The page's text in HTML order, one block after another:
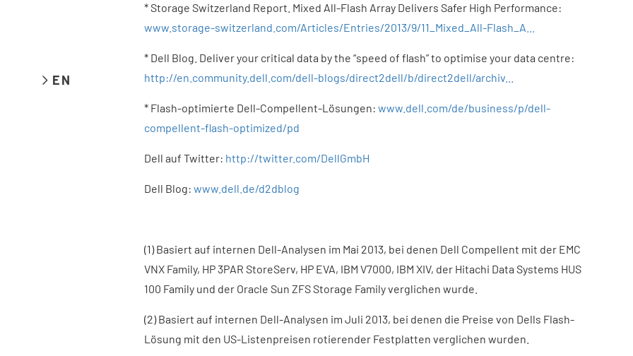
EN
* Storage Switzerland Report. Mixed All-Flash Array Delivers Safer High Performance:
www.storage-switzerland.com/Articles/Entries/2013/9/11_Mixed_All-Flash_A...
* Dell Blog. Deliver your critical data by the “speed of flash” to optimise your data centre:
http://en.community.dell.com/dell-blogs/direct2dell/b/direct2dell/archiv...
* Flash-optimierte Dell-Compellent-Lösungen: www.dell.com/de/business/p/dell-
compellent-flash-optimized/pd
Dell auf Twitter: http://twitter.com/DellGmbH
Dell Blog: www.dell.de/d2dblog
(1) Basiert auf internen Dell-Analysen im Mai 2013, bei denen Dell Compellent mit der EMC
VNX Family, HP 3PAR StoreServ, HP EVA, IBM V7000, IBM XIV, der Hitachi Data Systems HUS
100 Family und der Oracle Sun ZFS Storage Family verglichen wurde.
(2) Basiert auf internen Dell-Analysen im Juli 2013, bei denen die Preise von Dells Flash-
Lösung mit den US-Listenpreisen rotierender Festplatten verglichen wurden.